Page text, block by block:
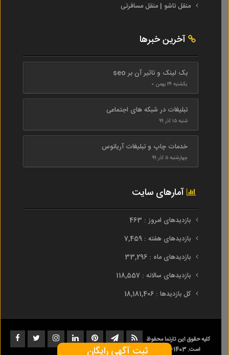
منقل تاشو | منقل مسافرتی
آخرین خبرها
بک لینک و تاثیر آن بر seo
یکشنبه ۲۴ بهمن ۰
تبلیغات در شبکه های اجتماعی
شنبه ۱۵ آذر ۹۹
خدمات چاپ و تبلیغات آریانوس
چهارشنبه ۵ آذر ۹۹
آمارهای سایت
بازدیدهای امروز : 463
بازدیدهای هفته : 7,459
بازدیدهای ماه : 33,296
بازدیدهای سالانه : 118,557
کل بازدیدها : 18,181,406
کلیه حقوق این تارنما محفوظ
است. 1403-1393
ثبت آگهی رایگان